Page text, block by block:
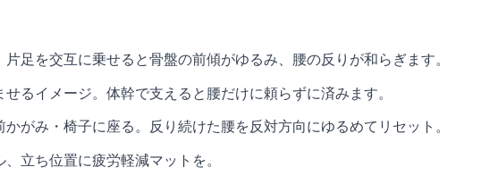
片足を交互に乗せると骨盤の前傾がゆるみ、腰の反りが和らぎます。
るイメージ。体幹で支えると腰だけに頼らずに済みます。
がみ・椅子に座る。反り続けた腰を反対方向にゆるめてリセット。
立ち位置に疲労軽減マットを。